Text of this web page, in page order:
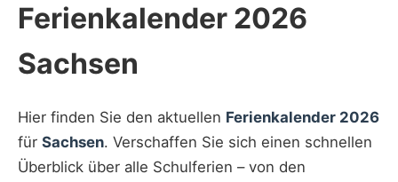
Ferienkalender 2026
Sachsen
Hier finden Sie den aktuellen Ferienkalender 2026
für Sachsen. Verschaffen Sie sich einen schnellen
Überblick über alle Schulferien – von den